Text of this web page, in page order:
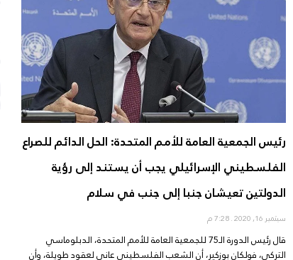
رئيس الجمعية العامة للأمم المتحدة: الحل الدائم للصراع
الفلسطيني الإسرائيلي يجب أن يستند إلى رؤية
الدولتين تعيشان جنبا إلى جنب في سلام
سبتمبر 16, 2020
قال رئيس الدورة الـ75 للجمعية العامة للأمم المتحدة، الدبلوماسي
التركي، فولكان بوزكير، أن الشعب الفلسطيني عانى لعقود طويلة، وأن